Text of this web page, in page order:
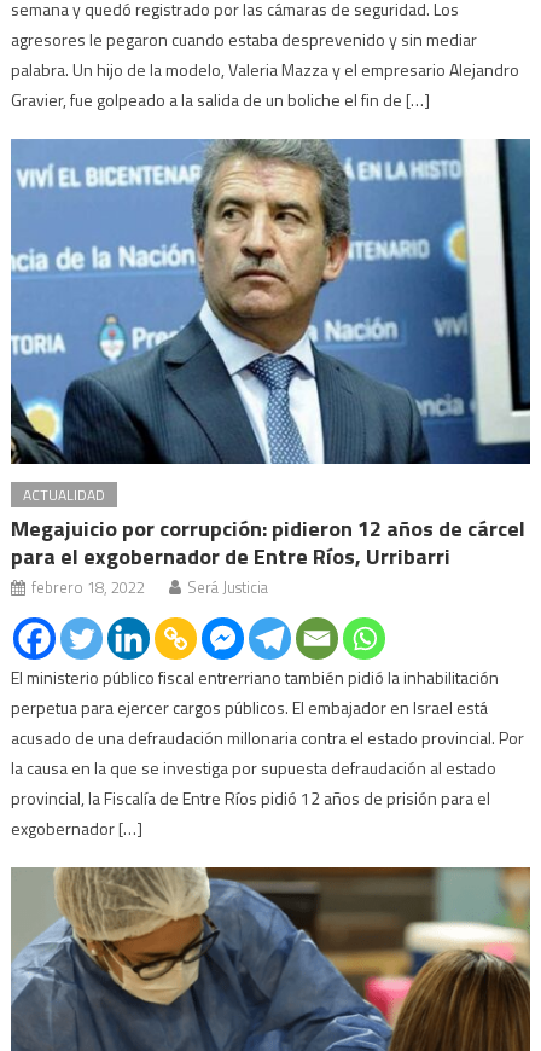
semana y quedó registrado por las cámaras de seguridad. Los
agresores le pegaron cuando estaba desprevenido y sin mediar
palabra. Un hijo de la modelo, Valeria Mazza y el empresario Alejandro
Gravier, fue golpeado a la salida de un boliche el fin de […]
ACTUALIDAD
Megajuicio por corrupción: pidieron 12 años de cárcel
para el exgobernador de Entre Ríos, Urribarri
febrero 18, 2022 Será Justicia
El ministerio público fiscal entrerriano también pidió la inhabilitación
perpetua para ejercer cargos públicos. El embajador en Israel está
acusado de una defraudación millonaria contra el estado provincial. Por
la causa en la que se investiga por supuesta defraudación al estado
provincial, la Fiscalía de Entre Ríos pidió 12 años de prisión para el
exgobernador […]